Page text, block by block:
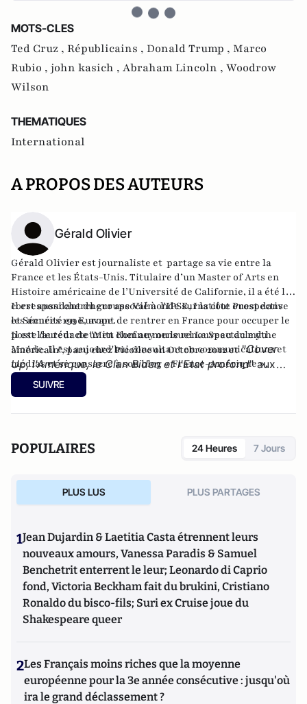
MOTS-CLES
Ted Cruz , Républicains , Donald Trump , Marco
Rubio , john kasich , Abraham Lincoln , Woodrow
Wilson
THEMATIQUES
International
A PROPOS DES AUTEURS
Gérald Olivier
Gérald Olivier est journaliste et partage sa vie entre la
France et les États-Unis. Titulaire d’un Master of Arts en
Histoire américaine de l’Université de Californie, il a été le
correspondant du groupe Valmonde sur la côte ouest dans
les années 1990, avant de rentrer en France pour occuper le
poste de rédacteur en chef au mensuel Le Spectacle du
Monde. Il est aujourd'hui consultant en communications et
médias et se consacre à sonblog « France-Amérique ».
Il est aussi chercheur associé à l'IPSE, Institut Prospective
et Sécurité en Europe.
Il est l'auteur de"Mitt Romney ou le renouveau du mythe
américain", paru chez Picollec on Octobre 2012 et "Cover
Up, l'Amérique, le Clan Biden et l'Etat profond" aux
éditions Konfident.
SUIVRE
POPULAIRES 24 Heures 7 Jours
PLUS LUS PLUS PARTAGES
1Jean Dujardin & Laetitia Casta étrennent leurs
nouveaux amours, Vanessa Paradis & Samuel
Benchetrit enterrent le leur; Leonardo di Caprio
fond, Victoria Beckham fait du brukini, Cristiano
Ronaldo du bisco-fils; Suri ex Cruise joue du
Shakespeare queer
2Les Français moins riches que la moyenne
européenne pour la 3e année consécutive : jusqu'où
ira le grand déclassement ?